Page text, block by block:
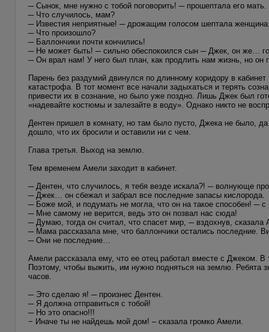
─ Сынок, мне нужно с тобой поговорить! ─ прошептала его мать.
─ Что случилось, мам?
─ Известия неприятные! ─ дрожащим голосом шептала
─ Что произошло?
─ Баллончики почти кончились!
─ Не может быть! ─ сильно обеспокоился сын ─ Джек, он же…
─ Он врал нам! У него был план, как продлить нам жизнь, но он
Парень без раздумий двинулся по длинному коридору в
катастрофа. В тот момент все начали задыхаться и терять
привести их в сознание, но было уже поздно. Лишь Джек был
«надевайте костюмы и залезайте в воду». Однако никто не
Дентен пришел в комнату, но там было пусто, Джека не было,
дошло, что их бросили и оставили ни с чем.
Глава третья. Выход на землю.
Тем временем Амели заходит в кабинет.
─ Дентен, что случилось, я тебя везде искала?! ─ волнующе
─ Джек… он сбежал и забрал все последние запасы кислорода.
─ Боже мой, и подумать не могла, что он на такое способен! ─ с
─ Мне самому не верится, ведь это он позвал нас сюда!
─ Думаю, тогда он считал, что спасет мир, ─ вздохнув,
─ Мама рассказала мне, что баллончики остались последние.
─ Они не последние…
Амели рассказала ему, что ее отец работал вместе с Джеком.
Поэтому, чтобы выжить, им нужно подняться на землю. Ребята
часов.
─ Это сделаю я! ─ произнес Дентен.
─ Я должна отправиться с тобой!
─ Но это опасно!!!
− Иначе ты не найдешь мой дом! – сказала громко Амели.